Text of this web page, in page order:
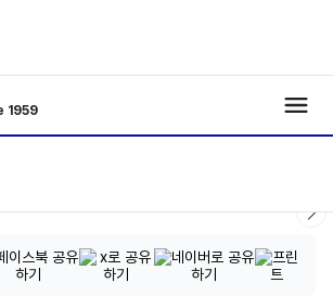
1959